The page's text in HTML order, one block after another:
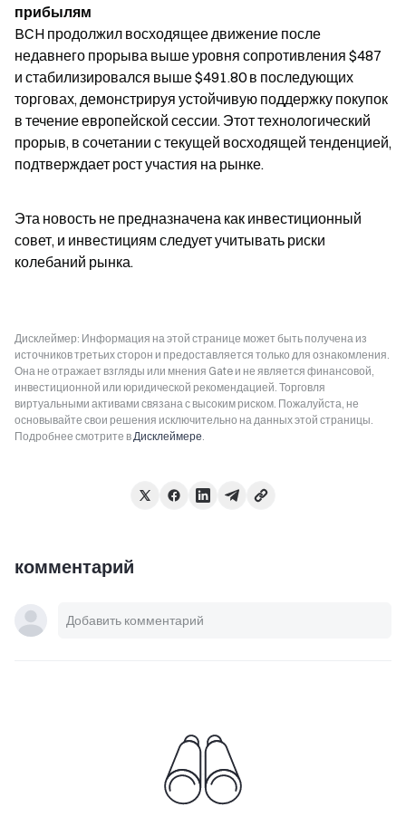
прибылям
BCH продолжил восходящее движение после
недавнего прорыва выше уровня сопротивления $487
и стабилизировался выше $491.80 в последующих
торговах, демонстрируя устойчивую поддержку покупок
в течение европейской сессии. Этот технологический
прорыв, в сочетании с текущей восходящей тенденцией,
подтверждает рост участия на рынке.
Эта новость не предназначена как инвестиционный
совет, и инвестициям следует учитывать риски
колебаний рынка.
Дисклеймер: Информация на этой странице может быть получена из
источников третьих сторон и предоставляется только для ознакомления.
Она не отражает взгляды или мнения Gate и не является финансовой,
инвестиционной или юридической рекомендацией. Торговля
виртуальными активами связана с высоким риском. Пожалуйста, не
основывайте свои решения исключительно на данных этой страницы.
Подробнее смотрите вДисклеймере.
комментарий